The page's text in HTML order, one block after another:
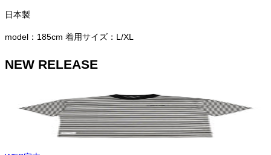
日本製
model：185cm 着用サイズ：L/XL
NEW RELEASE